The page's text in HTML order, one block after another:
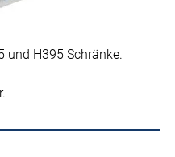
und H395 Schränke.